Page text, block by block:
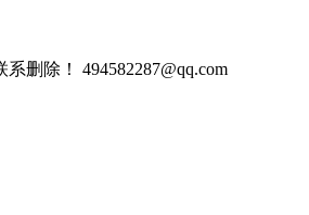
删除！ 494582287@qq.com